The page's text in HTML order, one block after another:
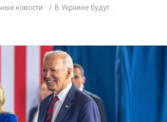
новости В Украине будут...